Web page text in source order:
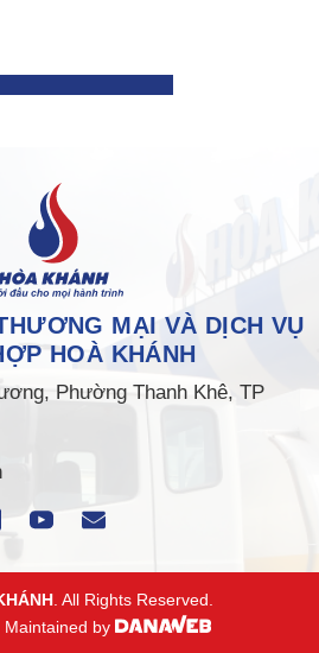
MẠI VÀ DỊCH VỤ
HOÀ KHÁNH
Phường Thanh Khê, TP
. All Rights Reserved.
Maintained by